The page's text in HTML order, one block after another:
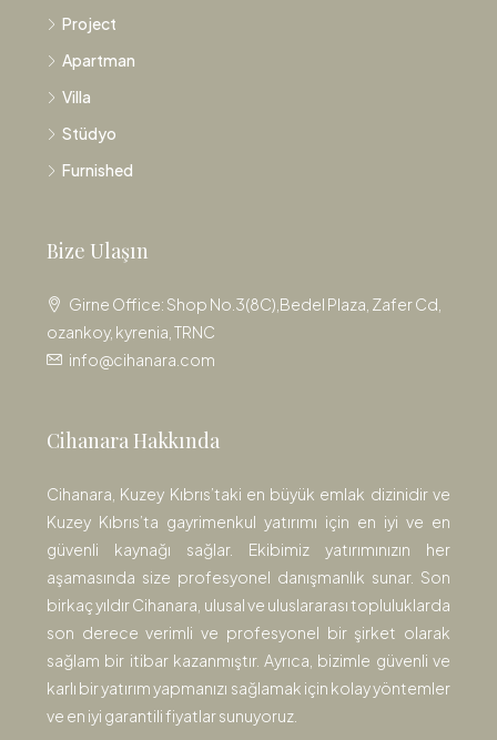
Project
Apartman
Villa
Stüdyo
Furnished
Bize Ulaşın
Girne Office: Shop No.3(8C),Bedel Plaza, Zafer Cd,
ozankoy, kyrenia, TRNC
info@cihanara.com
Cihanara Hakkında
Cihanara, Kuzey Kıbrıs’taki en büyük emlak dizinidir ve
Kuzey Kıbrıs’ta gayrimenkul yatırımı için en iyi ve en
güvenli kaynağı sağlar. Ekibimiz yatırımınızın her
aşamasında size profesyonel danışmanlık sunar. Son
birkaç yıldır Cihanara, ulusal ve uluslararası topluluklarda
son derece verimli ve profesyonel bir şirket olarak
sağlam bir itibar kazanmıştır. Ayrıca, bizimle güvenli ve
karlı bir yatırım yapmanızı sağlamak için kolay yöntemler
ve en iyi garantili fiyatlar sunuyoruz.